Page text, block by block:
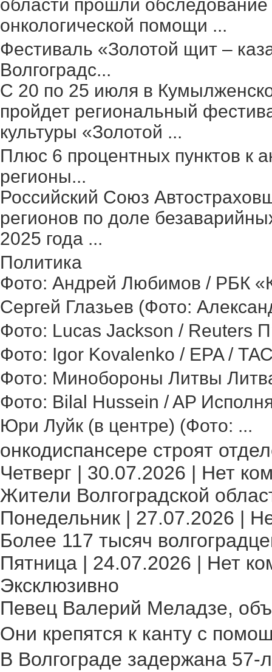
области прошли
онкологической помощи ...
Фестиваль «Золотой щит –
Волгоградс...
С 20 по 25 июля в
пройдет региональный
культуры «Золотой ...
Плюс 6 процентных пунктов к
регионы...
Российский Союз
регионов по доле
2025 года ...
Политика
Фото: Андрей Любимов / РБК
Сергей Глазьев (Фото:
Фото: Lucas Jackson / Reuters
Фото: Igor Kovalenko / EPA /
Фото: Минобороны Литвы
Фото: Bilal Hussein / AP
Юри Луйк (в центре) (Фото: ...
онкодиспансере строят
Четверг | 30.07.2026 | Нет
Жители Волгоградской
Понедельник | 27.07.2026 |
Более 117 тысяч
Пятница | 24.07.2026 | Нет
Эксклюзивно
Певец Валерий Меладзе,
Они крепятся к канту с
В Волгограде задержана 57-